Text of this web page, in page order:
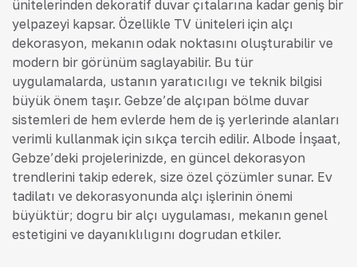
ünitelerinden dekoratif duvar çıtalarına kadar geniş bir
yelpazeyi kapsar. Özellikle TV üniteleri için alçı
dekorasyon, mekanın odak noktasını oluşturabilir ve
modern bir görünüm sağlayabilir. Bu tür
uygulamalarda, ustanın yaratıcılığı ve teknik bilgisi
büyük önem taşır. Gebze’de alçıpan bölme duvar
sistemleri de hem evlerde hem de iş yerlerinde alanları
verimli kullanmak için sıkça tercih edilir. Albode İnşaat,
Gebze’deki projelerinizde, en güncel dekorasyon
trendlerini takip ederek, size özel çözümler sunar. Ev
tadilatı ve dekorasyonunda alçı işlerinin önemi
büyüktür; doğru bir alçı uygulaması, mekanın genel
estetiğini ve dayanıklılığını doğrudan etkiler.